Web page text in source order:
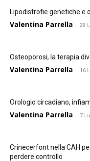
Lipodistrofie genetiche e
Valentina Parrella - 28
Osteoporosi, la terapia
Valentina Parrella - 16
Orologio circadiano,
Valentina Parrella - 7
Crinecerfont nella CAH
perdere controllo